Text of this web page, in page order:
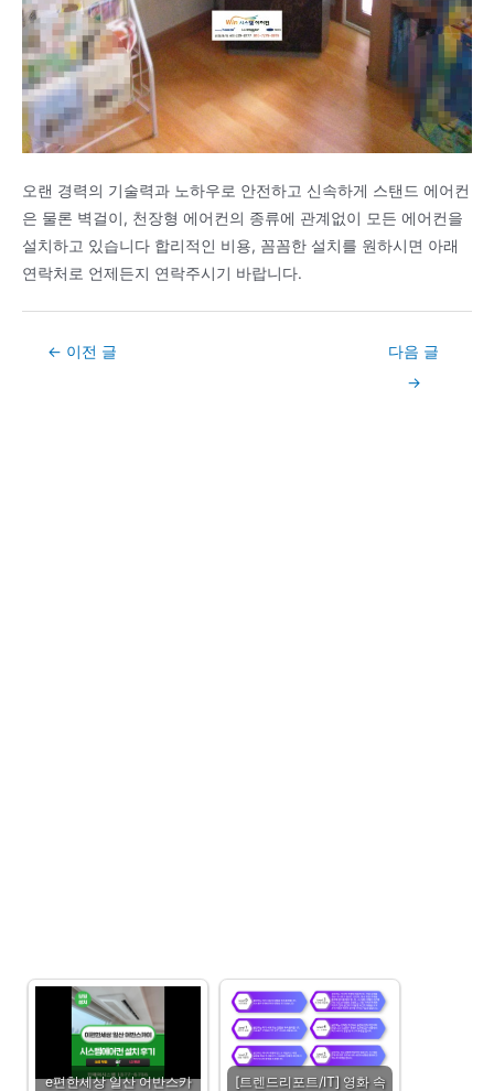
오랜 경력의 기술력과 노하우로 안전하고 신속하게 스탠드 에어컨
은 물론 벽걸이, 천장형 에어컨의 종류에 관계없이 모든 에어컨을
설치하고 있습니다 합리적인 비용, 꼼꼼한 설치를 원하시면 아래
연락처로 언제든지 연락주시기 바랍니다.
Post← 이전 글
다음 글
→
e편한세상 일산 어반스카
[트렌드리포트/IT] 영화 속